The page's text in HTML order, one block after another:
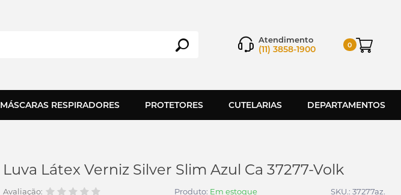
Atendimento
(11) 3858-1900 0
MÁSCARAS RESPIRADORES PROTETORES CUTELARIAS DEPARTAMENTOS
Luva Látex Verniz Silver Slim Azul Ca 37277-Volk
Avaliação: Produto: Em estoque SKU.: 37277az.